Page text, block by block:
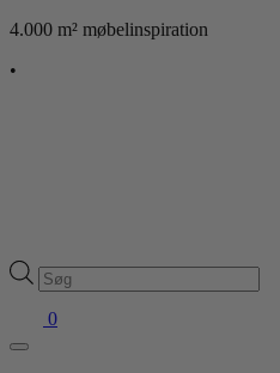
4.000 m² møbelinspiration
•
Products
search
0